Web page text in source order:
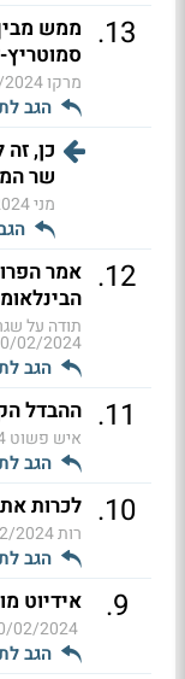
13
. ממש
מרקו20:42
הגב
כן,
שר
מני
12
. אמר
תודה על
02/2024 20:34
הגב
11
. ההבדל
איש פשוט
הגב
10
. לכרות את
רות20:11
הגב
9
. אידיוט
2024 20:04
הגב